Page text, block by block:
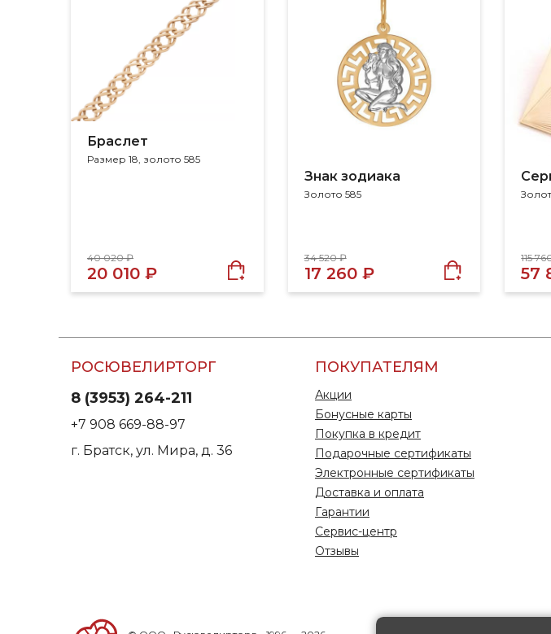
Браслет
Размер 18, золото 585
40 020 ₽
20 010 ₽
Знак зодиака
Золото 585
34 520 ₽
17 260 ₽
115
57
РОСЮВЕЛИРТОРГ
8 (3953) 264-211
+7 908 669-88-97
г. Братск, ул. Мира, д. 36
ПОКУПАТЕЛЯМ
Акции
Бонусные карты
Покупка в кредит
Подарочные сертификаты
Электронные сертификаты
Доставка и оплата
Гарантии
Сервис-центр
Отзывы